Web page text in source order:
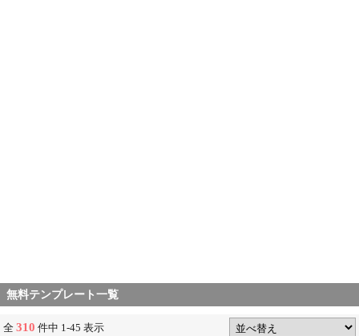
無料テンプレート一覧
全 310 件中 1-45 表示